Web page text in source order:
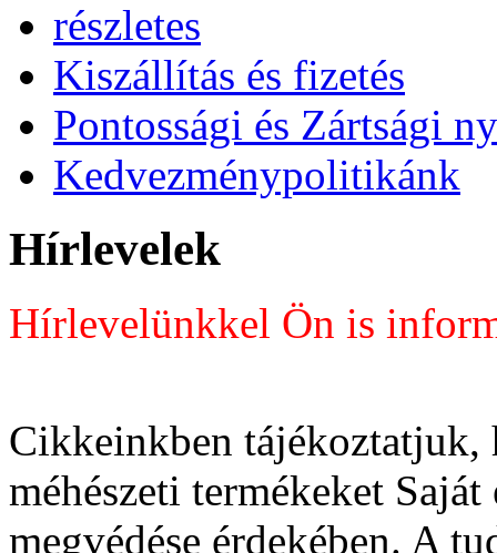
részletes
Kiszállítás és fizetés
Pontossági és Zártsági
Kedvezménypolitikánk
Hírlevelek
Hírlevelünkkel Ön is
Cikkeinkben tájékoztatjuk,
méhészeti termékeket Saját
megvédése érdekében. A